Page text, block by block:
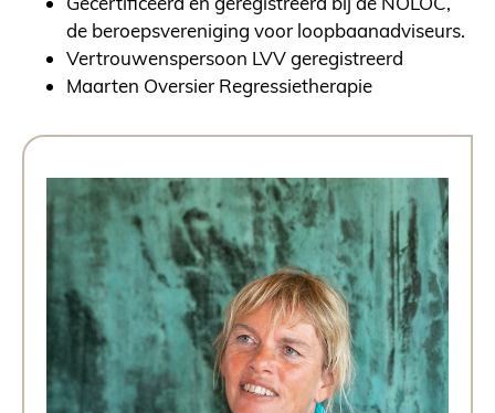
de beroepsvereniging voor loopbaanadviseurs.
Vertrouwenspersoon LVV geregistreerd
Maarten Oversier Regressietherapie